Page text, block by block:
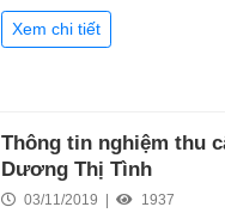
Xem chi tiết
Thông tin nghiệm thu
Dương Thị Tình
03/11/2019 | 1937